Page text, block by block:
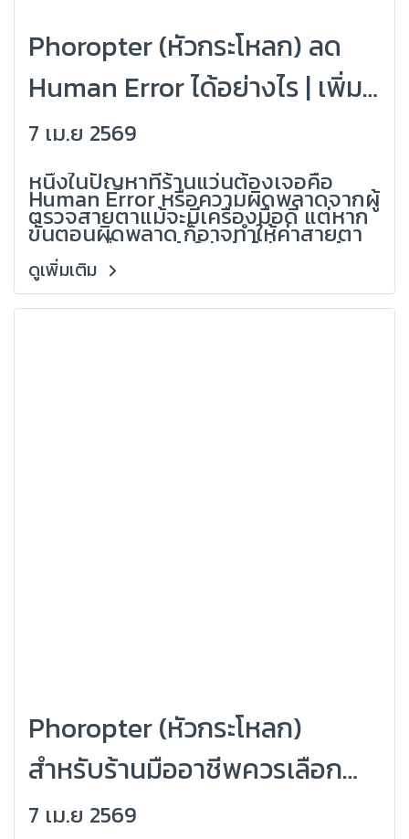
Phoropter (หัวกระโหลก) ลด
Human Error ได้อย่างไร | เพิ่ม
ความแม่นยำในการวัดสายตา
(Grandlondon Optical)
7 เม.ย 2569
หนึ่งในปัญหาที่ร้านแว่นต้องเจอคือ
Human Error หรือความผิดพลาดจากผู้
ตรวจสายตาแม้จะมีเครื่องมือดี แต่หาก
ขั้นตอนผิดพลาด ก็อาจทำให้ค่าสายตา
คลาดเคลื่อน ลูกค้าใส่แล้วไม่สบาย ต้อง
แก้งานซ้ำ และนี่คือเหตุผลที่ Phoropter
(หัวกระโหลก) กลายเป็นอุปกรณ์สำคัญ
ของร้านแว่นมืออาชีพ เพราะช่วยลด
ดูเพิ่มเติม
Phoropter (หัวกระโหลก)
สำหรับร้านมืออาชีพควรเลือก
แบบไหน | เลือกให้แม่นยำ ภาพ
7 เม.ย 2569